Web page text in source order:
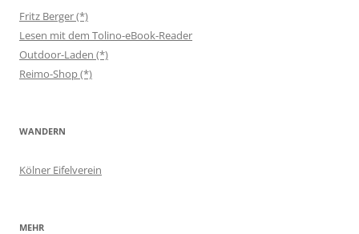
Fritz Berger (*)
Lesen mit dem Tolino-eBook-Reader
Outdoor-Laden (*)
Reimo-Shop (*)
WANDERN
Kölner Eifelverein
MEHR